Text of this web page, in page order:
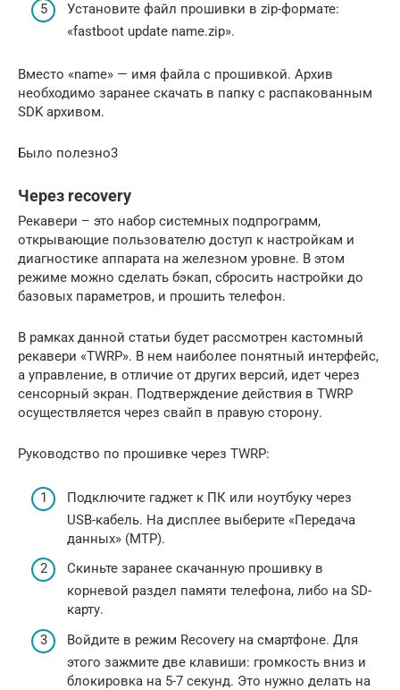
Установите файл прошивки в zip-формате:
«fastboot update name.zip».
Вместо «name» — имя файла с прошивкой. Архив
необходимо заранее скачать в папку с распакованным
SDK архивом.
Было полезно3
Через recovery
Рекавери – это набор системных подпрограмм,
открывающие пользователю доступ к настройкам и
диагностике аппарата на железном уровне. В этом
режиме можно сделать бэкап, сбросить настройки до
базовых параметров, и прошить телефон.
В рамках данной статьи будет рассмотрен кастомный
рекавери «TWRP». В нем наиболее понятный интерфейс,
а управление, в отличие от других версий, идет через
сенсорный экран. Подтверждение действия в TWRP
осуществляется через свайп в правую сторону.
Руководство по прошивке через TWRP:
Подключите гаджет к ПК или ноутбуку через
USB-кабель. На дисплее выберите «Передача
данных» (MTP).
Скиньте заранее скачанную прошивку в
корневой раздел памяти телефона, либо на SD-
карту.
Войдите в режим Recovery на смартфоне. Для
этого зажмите две клавиши: громкость вниз и
блокировка на 5-7 секунд. Это нужно делать на